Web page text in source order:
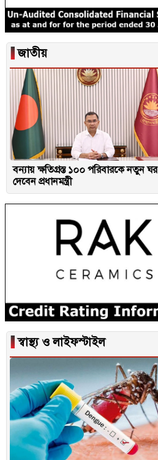
▐জাতীয়
বন্যায় ক্ষতিগ্রস্ত ১০০ পরিবারকে নতুন ঘর
দেবেন প্রধানমন্ত্রী
▐স্বাস্থ্য ও লাইফস্টাইল